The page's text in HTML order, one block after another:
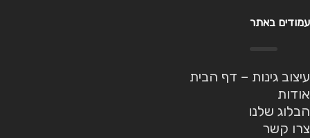
עמודים באתר
עיצוב גינות – דף הבית
אודות
הבלוג שלנו
צרו קשר